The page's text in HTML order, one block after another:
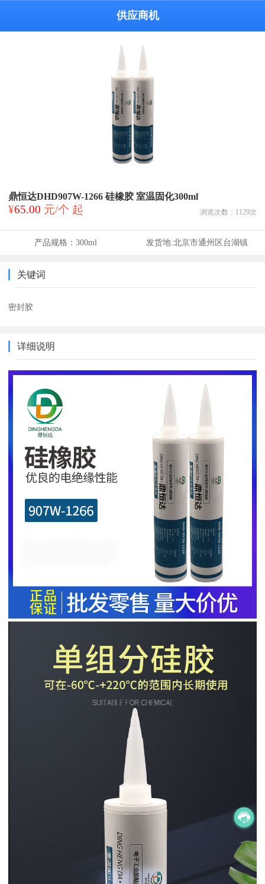
供应商机
鼎恒达DHD907W-1266 硅橡胶 室温固化300ml
¥65.00 元/个 起 浏览次数： 1129次
产品规格： 300ml 发货地:北京市通州区台湖镇
关键词
密封胶
详细说明